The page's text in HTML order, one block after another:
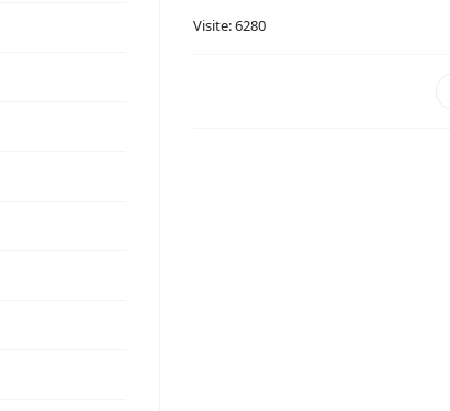
Visite: 6280